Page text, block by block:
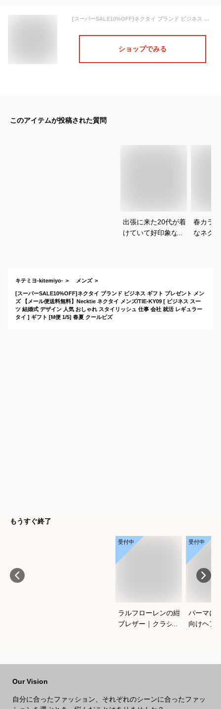
[スーパーSALE10%OFF]ネクタイ ブランド ビジネス ギフト プレゼント メンズ 【メール便送料無料】Necktie ネクタイ メンズ/TIE-KY09 [ ビジネス スーツ 結婚式 デザイン 人気 おしゃれ スタイリッシュ 仕事 会社 就活 レギュラータイ ] ギフト [M便 1/5] 春夏 クールビズ
ショップでみる
このアイテムが投稿された質問
出張に来た20代が着
けていて好印象なネ
春カラ
なネク
キテミヨ-kitemiyo- メンズ
[スーパーSALE10%OFF]ネクタイ ブランド ビジネス ギフト プレゼント メン
ズ 【メール便送料無料】Necktie ネクタイ メンズ/TIE-KY09 [ ビジネス スー
ツ 結婚式 デザイン 人気 おしゃれ スタイリッシュ 仕事 会社 就活 レギュラー
タイ ] ギフト [M便 1/5] 春夏 クールビズ
もうすぐ終了
受付中
ラルフローレンの紺
ブレザー｜クラシッ
受付中
パーマに
向けヘア
Our Vision
自分に合ったファッション、それぞれのシーンに合ったファッ